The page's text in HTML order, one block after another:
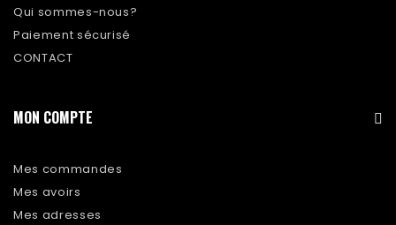
Qui sommes-nous?
Paiement sécurisé
CONTACT
MON COMPTE
Mes commandes
Mes avoirs
Mes adresses